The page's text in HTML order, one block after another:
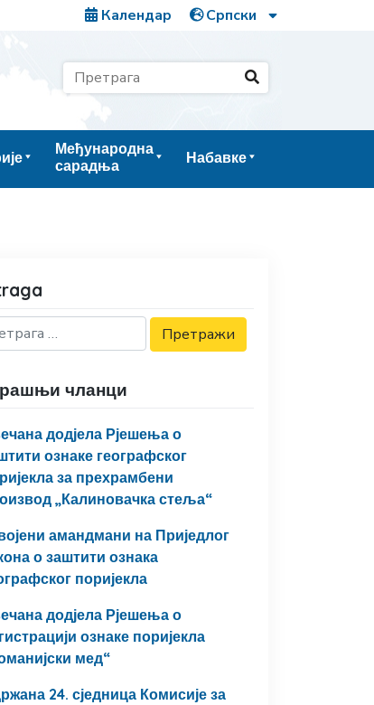
Календар
Међународна
сарадња
Набавке
чланци
додјела Рјешења о
ознаке географског
за прехрамбени
„Калиновачка стеља“
амандмани на Приједлог
о заштити ознака
поријекла
додјела Рјешења о
ознаке поријекла
мед“
24. сједница Комисије за